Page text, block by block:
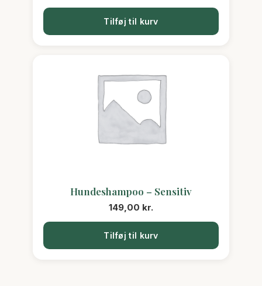
Tilføj til kurv
Hundeshampoo – Sensitiv
149,00 kr.
Tilføj til kurv